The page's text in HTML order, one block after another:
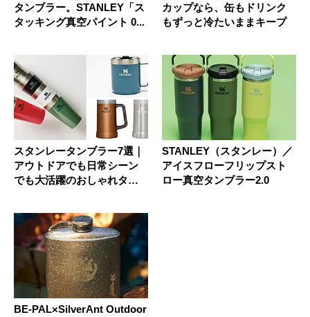
タンブラー。STANLEY「ス
タッキング真空パイント 0...
カップなら、缶もドリンク
もずっと冷たいままキープ
スタンレータンブラー7選｜
アウトドアでも日常シーン
でも大活躍のおしゃれタン
STANLEY（スタンレー）／
アイスフローフリップスト
ロー真空タンブラー2.0
BE-PAL×SilverAnt Outdoor